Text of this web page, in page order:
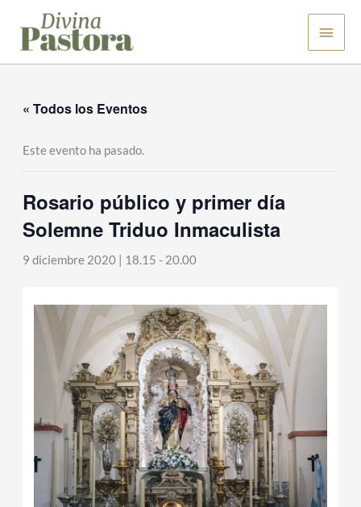
contenido
« Todos los Eventos
Este evento ha pasado.
Rosario público y primer día
Solemne Triduo Inmaculista
9 diciembre 2020 | 18.15 - 20.00